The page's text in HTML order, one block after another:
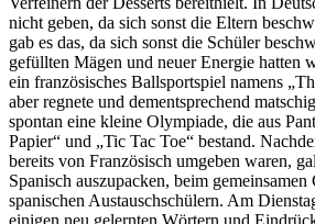
nicht geben, da sich sonst die Eltern
gab es das, da sich sonst die Schüler
gefüllten Mägen und neuer Energie hatten
ein französisches Ballsportspiel namens
aber regnete und dementsprechend
spontan eine kleine Olympiade, die aus
Papier“ und „Tic Tac Toe“ bestand.
bereits von Französisch umgeben waren,
Spanisch auszupacken, beim gemeinsamen
spanischen Austauschschülern. Am
einigen neu gelernten Wörtern und